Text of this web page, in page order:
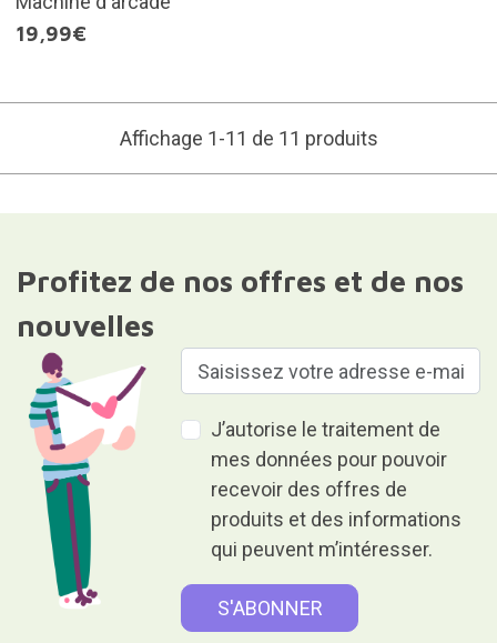
19,99€
Affichage 1-11 de 11 produits
Profitez de nos offres et de nos
nouvelles
J’autorise le traitement de
mes données pour pouvoir
recevoir des offres de
produits et des informations
qui peuvent m’intéresser.